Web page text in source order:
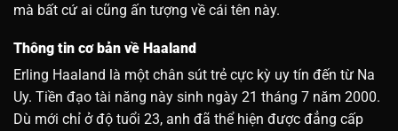
mà bất cứ ai cũng ấn tượng về cái tên này.
Thông tin cơ bản về Haaland
Erling Haaland là một chân sút trẻ cực kỳ uy tín đến từ Na
Uy. Tiền đạo tài năng này sinh ngày 21 tháng 7 năm 2000.
Dù mới chỉ ở độ tuổi 23, anh đã thể hiện được đẳng cấp